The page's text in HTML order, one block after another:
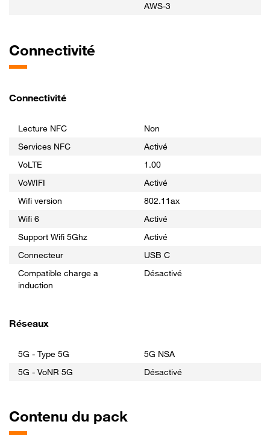
AWS-3
Connectivité
Connectivité
Lecture NFC
Non
Services NFC
Activé
VoLTE
1.00
VoWIFI
Activé
Wifi version
802.11ax
Wifi 6
Activé
Support Wifi 5Ghz
Activé
Connecteur
USB C
Compatible charge a
induction
Désactivé
Réseaux
5G - Type 5G
5G NSA
5G - VoNR 5G
Désactivé
Contenu du pack